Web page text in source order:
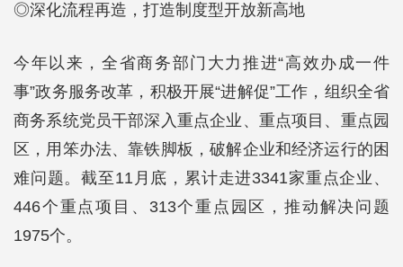
◎深化流程再造，打造制度型开放新高地
今年以来，全省商务部门大力推进“高效办成一件
事”政务服务改革，积极开展“进解促”工作，组织全省
商务系统党员干部深入重点企业、重点项目、重点园
区，用笨办法、靠铁脚板，破解企业和经济运行的困
难问题。截至11月底，累计走进3341家重点企业、
446个重点项目、313个重点园区，推动解决问题
1975个。